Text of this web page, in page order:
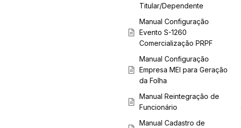
Titular/Dependente
Manual Configuração
Evento S-1260
Comercialização PRPF
Manual Configuração
Empresa MEI para Geração
da Folha
Manual Reintegração de
Funcionário
Manual Cadastro de